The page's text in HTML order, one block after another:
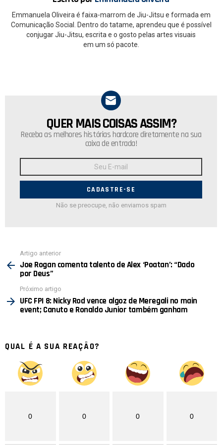
Emmanuela Oliveira é faixa-marrom de Jiu-Jitsu e formada em
Comunicação Social. Dentro do tatame, aprendeu que é possível
conjugar Jiu-Jitsu, escrita e o gosto pelas artes visuais
em um só pacote.
NEWSLETTER
QUER MAIS COISAS ASSIM?
Receba as melhores histórias hardcore diretamente na sua
caixa de entrada!
E-
Não se preocupe, não enviamos spam
mais
Artigo anterior
Joe Rogan comenta talento de Alex ‘Poatan’: “Dado
por Deus”
Próximo artigo
UFC FPI 8: Nicky Rod vence algoz de Meregali no main
event; Canuto e Ronaldo Junior também ganham
QUAL É A SUA REAÇÃO?
0 0 0 0